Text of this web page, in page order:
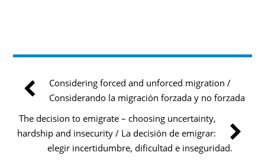
Considering forced and unforced migration /
Considerando la migración forzada y no forzada
The decision to emigrate – choosing uncertainty,
hardship and insecurity / La decisión de emigrar:
elegir incertidumbre, dificultad e inseguridad.